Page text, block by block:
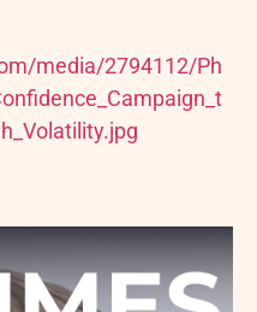
media/2794112/Ph